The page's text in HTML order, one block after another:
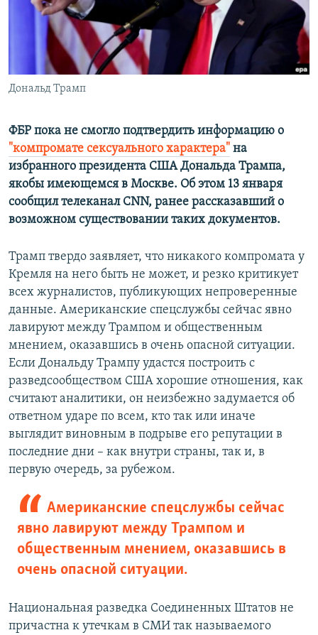
ПОБЕДИТЕЛЕЙ НЕ СУДЯТ?
КРЫМ.НЕПОКОРЕННЫЙ
ELIFBE
УКРАИНСКАЯ ПРОБЛЕМА КРЫМА
ПРИСОЕДИНЯЙТЕСЬ!
Дональд Трамп
ФБР пока не смогло подтвердить информацию о
"компромате сексуального характера" на
избранного президента США Дональда Трампа,
якобы имеющемся в Москве. Об этом 13 января
сообщил телеканал CNN, ранее рассказавший о
возможном существовании таких документов.
Трамп твердо заявляет, что никакого компромата у
Кремля на него быть не может, и резко критикует
всех журналистов, публикующих непроверенные
данные. Американские спецслужбы сейчас явно
лавируют между Трампом и общественным
мнением, оказавшись в очень опасной ситуации.
Если Дональду Трампу удастся построить с
разведсообществом США хорошие отношения, как
считают аналитики, он неизбежно задумается об
ответном ударе по всем, кто так или иначе
выглядит виновным в подрыве его репутации в
последние дни – как внутри страны, так и, в
первую очередь, за рубежом.
Американские спецслужбы сейчас
явно лавируют между Трампом и
общественным мнением, оказавшись в
очень опасной ситуации.
Национальная разведка Соединенных Штатов не
причастна к утечкам в СМИ так называемого